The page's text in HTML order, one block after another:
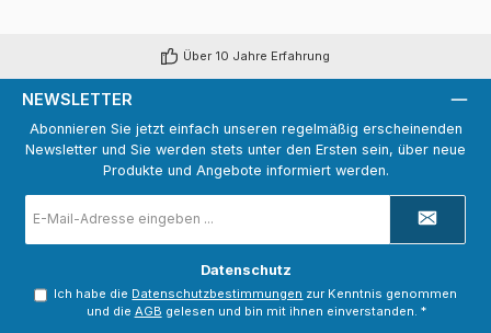
Über 10 Jahre Erfahrung
NEWSLETTER
Abonnieren Sie jetzt einfach unseren regelmäßig erscheinenden
Newsletter und Sie werden stets unter den Ersten sein, über neue
Produkte und Angebote informiert werden.
Mail-
Datenschutz
Ich habe die Datenschutzbestimmungen zur Kenntnis genommen
und die AGB gelesen und bin mit ihnen einverstanden. *